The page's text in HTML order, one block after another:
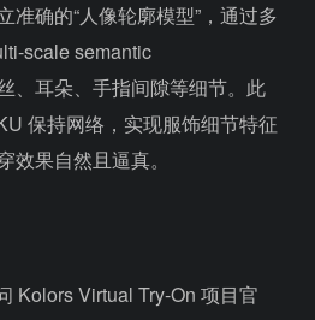
准确的“人像轮廓模型”，通过多
scale semantic
、耳朵、手指间隙等细节。此
保持网络，实现服饰细节特征
效果自然且逼真。
Kolors Virtual Try-On 项目官